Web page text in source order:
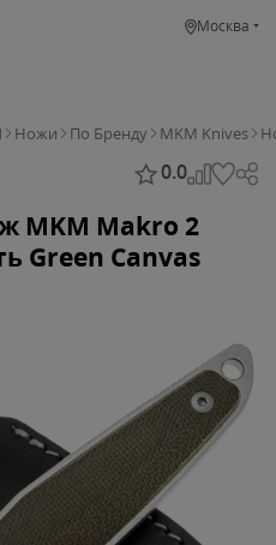
Москва
Ножи По Бренду MKM Knives
0.0
MKM Makro 2
Green Canvas